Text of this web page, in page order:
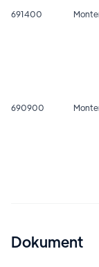
691400
690900
Dokument